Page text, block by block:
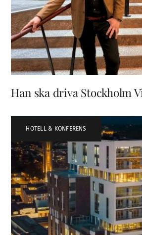
Han ska driva Stockholm
HOTELL & KONFERENS